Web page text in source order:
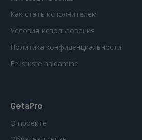
Как стать исполнителем
Условия использования
Политика конфиденциальности
Eelistuste haldamine
GetaPro
О проекте